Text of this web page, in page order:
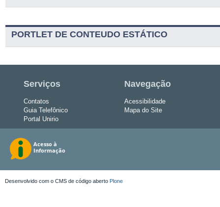
PORTLET DE CONTEUDO ESTÁTICO
Serviços
Contatos
Guia Telefônico
Portal Unirio
Navegação
Acessibilidade
Mapa do Site
Desenvolvido com o CMS de código aberto Plone